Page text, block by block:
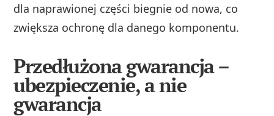
dla naprawionej części biegnie od nowa, co
zwiększa ochronę dla danego komponentu.
Przedłużona gwarancja –
ubezpieczenie, a nie
gwarancja